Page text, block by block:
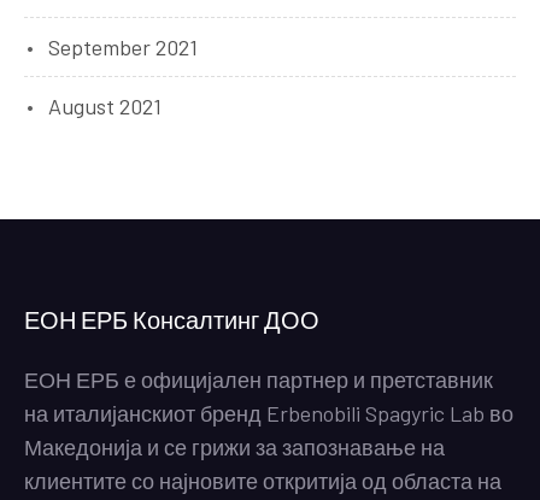
September 2021
August 2021
ЕОН ЕРБ Консалтинг ДОО
ЕОН ЕРБ е официјален партнер и претставник
на италијанскиот бренд Erbenobili Spagyric Lab во
Македонија и се грижи за запознавање на
клиентите со најновите откритија од областа на